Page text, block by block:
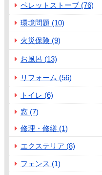
ペレットストーブ (76)
環境問題 (10)
火災保険 (9)
お風呂 (13)
リフォーム (56)
トイレ (6)
窓 (7)
修理・修繕 (1)
エクステリア (8)
フェンス (1)